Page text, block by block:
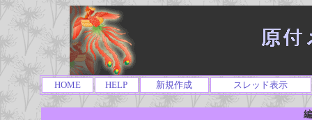
HOME HELP 新規作成 スレッド表示